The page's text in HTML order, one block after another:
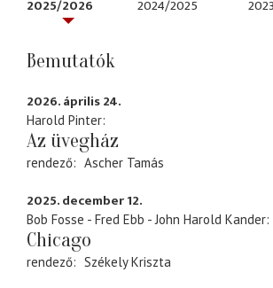
2025/2026 2024/2025
Bemutatók
2026. április 24.
Harold Pinter
Az üvegház
rendező Ascher Tamás
2025. december 12.
Bob Fosse - Fred Ebb - John Harold Kander
Chicago
rendező Székely Kriszta